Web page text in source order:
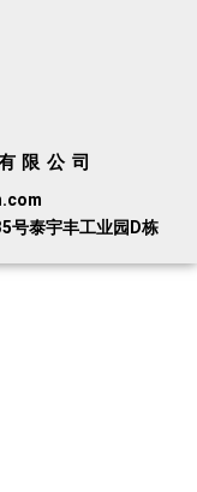
限公司
号泰宇丰工业园D栋